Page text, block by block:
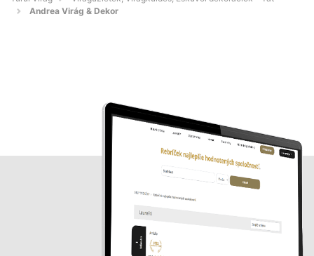
Andrea Virág & Dekor